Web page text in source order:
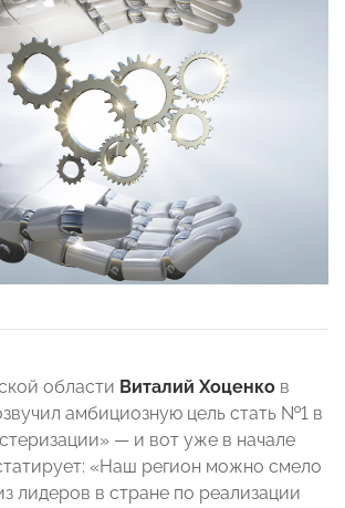
области Виталий Хоценко в
амбициозную цель стать №1 в
— и вот уже в начале
«Наш регион можно смело
лидеров в стране по реализации